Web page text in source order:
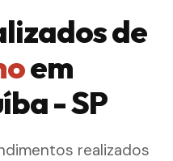
de
em
- SP
realizados